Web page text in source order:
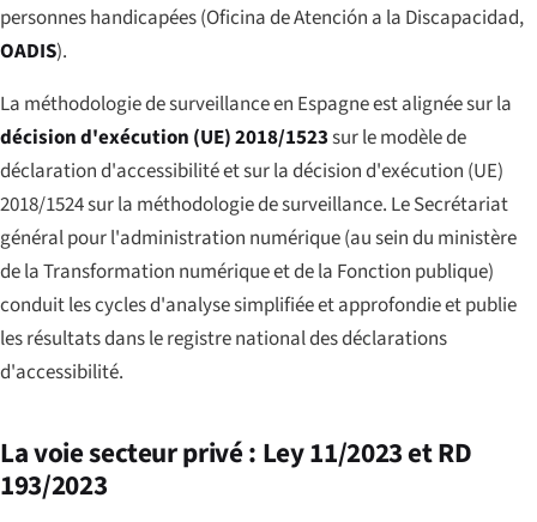
personnes handicapées (Oficina de Atención a la Discapacidad,
OADIS).
La méthodologie de surveillance en Espagne est alignée sur la
décision d'exécution (UE) 2018/1523sur le modèle de
déclaration d'accessibilité et sur la décision d'exécution (UE)
2018/1524 sur la méthodologie de surveillance. Le Secrétariat
général pour l'administration numérique (au sein du ministère
de la Transformation numérique et de la Fonction publique)
conduit les cycles d'analyse simplifiée et approfondie et publie
les résultats dans le registre national des déclarations
d'accessibilité.
La voie secteur privé : Ley 11/2023 et RD
193/2023